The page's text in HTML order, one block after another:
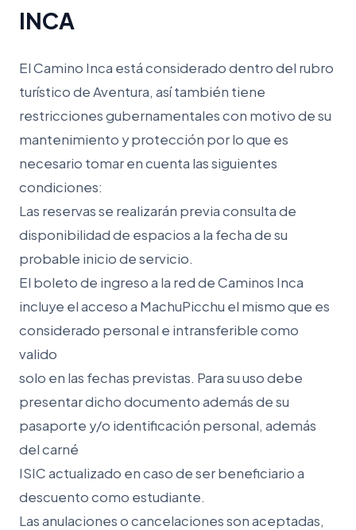
INCA
El Camino Inca está considerado dentro del rubro
turístico de Aventura, así también tiene
restricciones gubernamentales con motivo de su
mantenimiento y protección por lo que es
necesario tomar en cuenta las siguientes
condiciones:
Las reservas se realizarán previa consulta de
disponibilidad de espacios a la fecha de su
probable inicio de servicio.
El boleto de ingreso a la red de Caminos Inca
incluye el acceso a MachuPicchu el mismo que es
considerado personal e intransferible como
valido
solo en las fechas previstas. Para su uso debe
presentar dicho documento además de su
pasaporte y/o identificación personal, además
del carné
ISIC actualizado en caso de ser beneficiario a
descuento como estudiante.
Las anulaciones o cancelaciones son aceptadas,